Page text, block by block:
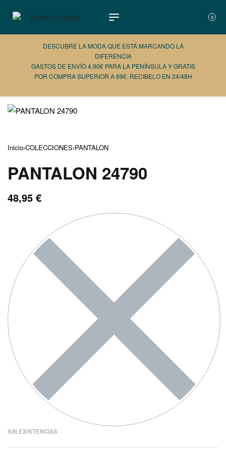
0
DESCUBRE LA MODA QUE ESTÁ MARCANDO LA
DIFERENCIA
GASTOS DE ENVÍO 4.90€ PARA LA PENÍNSULA Y GRATIS
POR COMPRA SUPERIOR A 69€. RECIBELO EN 24/48H
Inicio›COLECCIONES›PANTALON
PANTALON 24790
48,95 €
SIN EXISTENCIAS